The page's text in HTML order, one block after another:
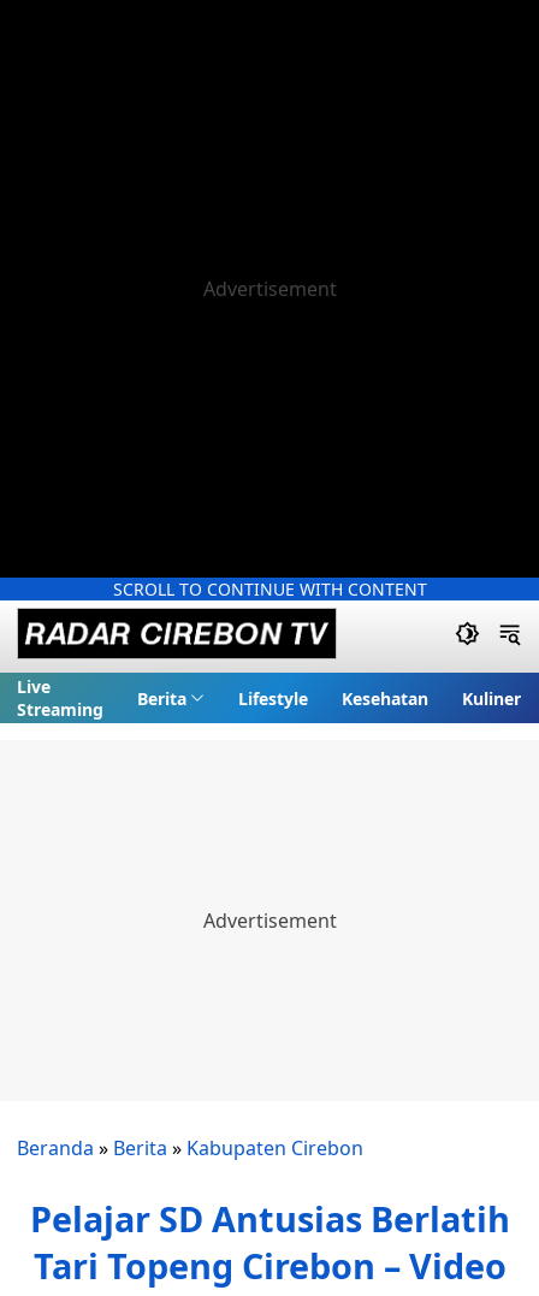
SCROLL TO CONTINUE WITH CONTENT
Live
Streaming
Berita Lifestyle Kesehatan Kuliner
Beranda » Berita » Kabupaten Cirebon
Pelajar SD Antusias Berlatih
Tari Topeng Cirebon – Video